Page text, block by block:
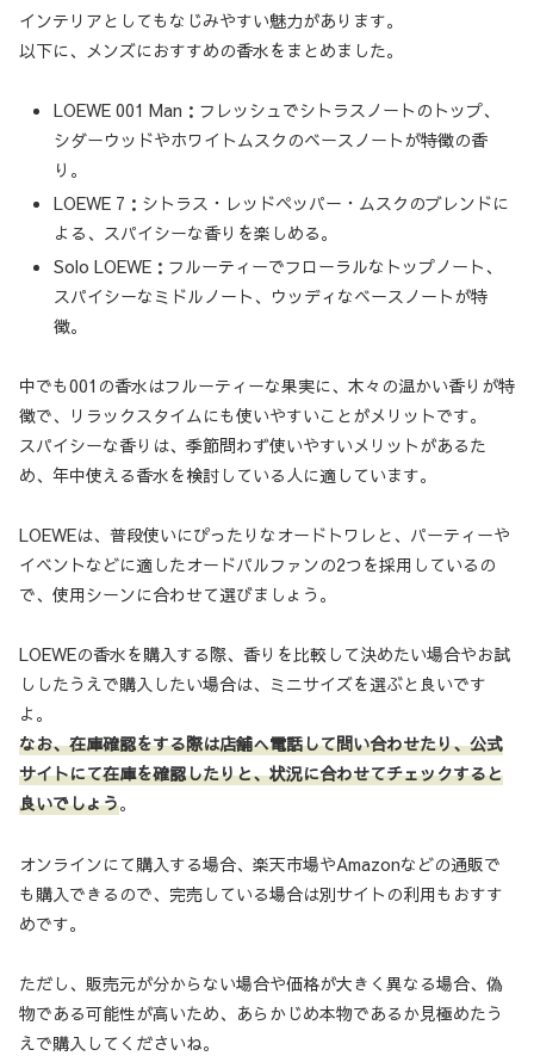
インテリアとしてもなじみやすい魅力があります。
以下に、メンズにおすすめの香水をまとめました。
LOEWE 001 Man：フレッシュでシトラスノートのトップ、
シダーウッドやホワイトムスクのベースノートが特徴の香
り。
LOEWE 7：シトラス・レッドペッパー・ムスクのブレンドに
よる、スパイシーな香りを楽しめる。
Solo LOEWE：フルーティーでフローラルなトップノート、
スパイシーなミドルノート、ウッディなベースノートが特
徴。
中でも001の香水はフルーティーな果実に、木々の温かい香りが特
徴で、リラックスタイムにも使いやすいことがメリットです。
スパイシーな香りは、季節問わず使いやすいメリットがあるた
め、年中使える香水を検討している人に適しています。
LOEWEは、普段使いにぴったりなオードトワレと、パーティーや
イベントなどに適したオードパルファンの2つを採用しているの
で、使用シーンに合わせて選びましょう。
LOEWEの香水を購入する際、香りを比較して決めたい場合やお試
ししたうえで購入したい場合は、ミニサイズを選ぶと良いです
よ。
なお、在庫確認をする際は店舗へ電話して問い合わせたり、公式
サイトにて在庫を確認したりと、状況に合わせてチェックすると
良いでしょう。
オンラインにて購入する場合、楽天市場やAmazonなどの通販で
も購入できるので、完売している場合は別サイトの利用もおすす
めです。
ただし、販売元が分からない場合や価格が大きく異なる場合、偽
物である可能性が高いため、あらかじめ本物であるか見極めたう
えで購入してくださいね。